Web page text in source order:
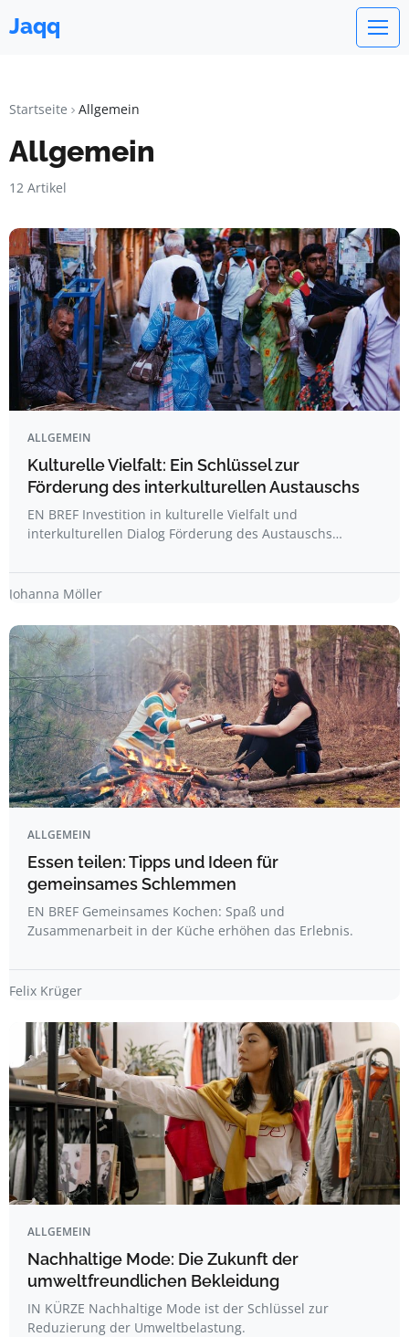
Jaqq
Startseite Allgemein
Allgemein
12 Artikel
ALLGEMEIN
Kulturelle Vielfalt: Ein Schlüssel zur
Förderung des interkulturellen Austauschs
EN BREF Investition in kulturelle Vielfalt und
interkulturellen Dialog Förderung des Austauschs…
Johanna Möller
ALLGEMEIN
Essen teilen: Tipps und Ideen für
gemeinsames Schlemmen
EN BREF Gemeinsames Kochen: Spaß und
Zusammenarbeit in der Küche erhöhen das Erlebnis.
Felix Krüger
ALLGEMEIN
Nachhaltige Mode: Die Zukunft der
umweltfreundlichen Bekleidung
IN KÜRZE Nachhaltige Mode ist der Schlüssel zur
Reduzierung der Umweltbelastung.